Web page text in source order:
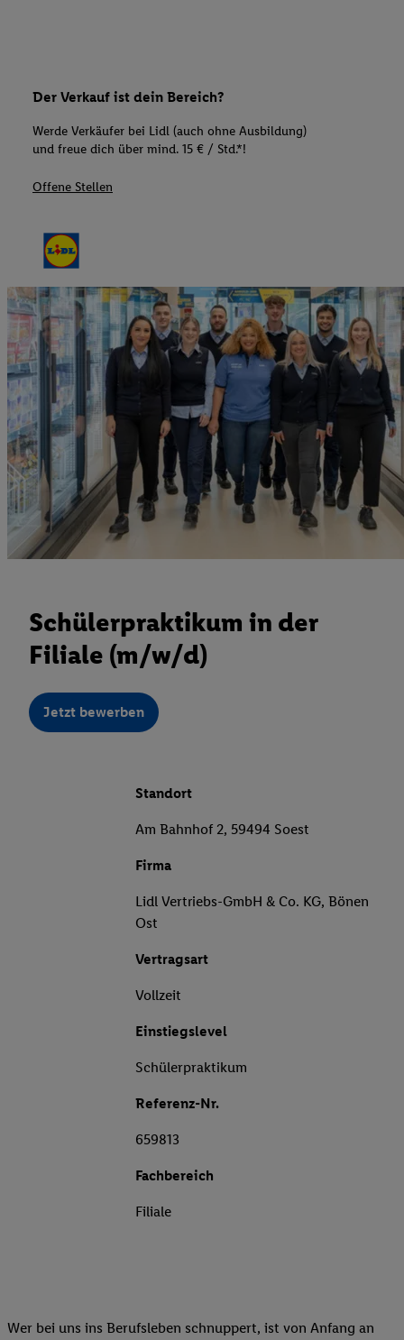
Der Verkauf ist dein Bereich?
Werde Verkäufer bei Lidl (auch ohne Ausbildung)
und freue dich über mind. 15 € / Std.*!
Offene Stellen
Schülerpraktikum in der
Filiale (m/w/d)
Jetzt bewerben
Standort
Am Bahnhof 2, 59494 Soest
Firma
Lidl Vertriebs-GmbH & Co. KG, Bönen
Ost
Vertragsart
Vollzeit
Einstiegslevel
Schülerpraktikum
Referenz-Nr.
659813
Fachbereich
Filiale
Wer bei uns ins Berufsleben schnuppert, ist von Anfang an